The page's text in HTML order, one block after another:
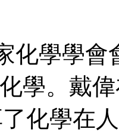
化學學
。
化學在